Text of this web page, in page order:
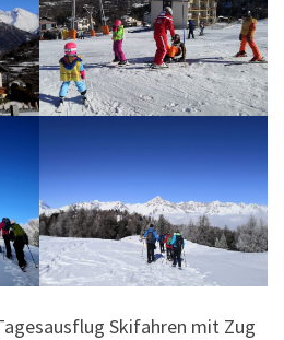
Skifahren mit Zug